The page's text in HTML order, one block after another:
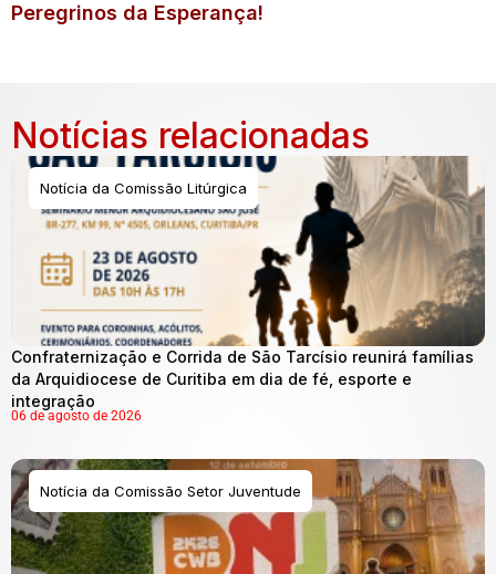
Peregrinos da Esperança!
Notícias relacionadas
Notícia da Comissão Litúrgica
Confraternização e Corrida de São Tarcísio reunirá famílias
da Arquidiocese de Curitiba em dia de fé, esporte e
integração
06 de agosto de 2026
Notícia da Comissão Setor Juventude